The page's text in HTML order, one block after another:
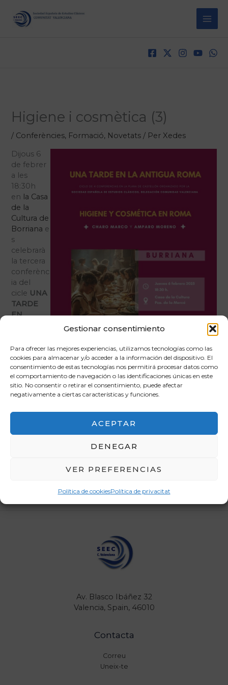
Gestionar consentimiento
Para ofrecer las mejores experiencias, utilizamos tecnologías como las
cookies para almacenar y/o acceder a la información del dispositivo. El
consentimiento de estas tecnologías nos permitirá procesar datos como
el comportamiento de navegación o las identificaciones únicas en este
sitio. No consentir o retirar el consentimiento, puede afectar
negativamente a ciertas características y funciones.
ACEPTAR
DENEGAR
VER PREFERENCIAS
Política de cookiesPolítica de privacitat
contingut
Higiene i cosmètica (3)
/ Conferències, Formació, Novetats / Per Xedes
Dijous 6
de febrer
a les
18:30h
en la Casa
de la
Cultura de
Borriana e
s
celebrarà
la tercera
conferènc
ia del
cicle UNA
TARDE
EN
En
aquesta
ocasió les
profesores de laDomus Baebia SaguntinaXaro Marco
interessants i curiosos referents a la higiene i la
cosmètica. L’entrada és lliure fins completar
aforament.
Entrada anterior Entrada següent
Av. Blasco Ibáñez 32
Valencia, Spain, 46010
Contacta
Correu
Uneix-te